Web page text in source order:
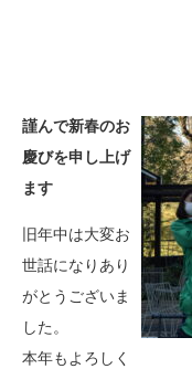
謹んで新春のお
慶びを申し上げ
ます
旧年中は大変お
世話になりあり
がとうございま
した。
本年もよろしく